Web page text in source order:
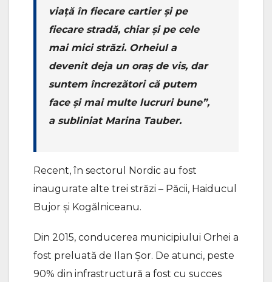
viață în fiecare cartier și pe
fiecare stradă, chiar și pe cele
mai mici străzi. Orheiul a
devenit deja un oraș de vis, dar
suntem încrezători că putem
face și mai multe lucruri bune”,
a subliniat Marina Tauber.
Recent, în sectorul Nordic au fost
inaugurate alte trei străzi – Păcii, Haiducul
Bujor și Kogălniceanu.
Din 2015, conducerea municipiului Orhei a
fost preluată de Ilan Șor. De atunci, peste
90% din infrastructură a fost cu succes